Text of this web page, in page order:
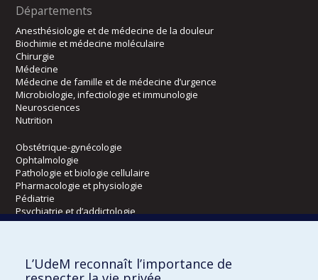
Départements
Anesthésiologie et de médecine de la douleur
Biochimie et médecine moléculaire
Chirurgie
Médecine
Médecine de famille et de médecine d’urgence
Microbiologie, infectiologie et immunologie
Neurosciences
Nutrition
Obstétrique-gynécologie
Ophtalmologie
Pathologie et biologie cellulaire
Pharmacologie et physiologie
Pédiatrie
Psychiatrie et d’addictologie
Radiologie, radio-oncologie et médecine nucléaire
Écoles
L’UdeM reconnaît l’importance de